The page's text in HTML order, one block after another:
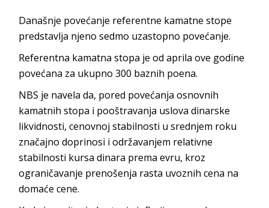
Današnje povećanje referentne kamatne stope
predstavlja njeno sedmo uzastopno povećanje.
Referentna kamatna stopa je od aprila ove godine
povećana za ukupno 300 baznih poena.
NBS je navela da, pored povećanja osnovnih
kamatnih stopa i pooštravanja uslova dinarske
likvidnosti, cenovnoj stabilnosti u srednjem roku
značajno doprinosi i održavanjem relativne
stabilnosti kursa dinara prema evru, kroz
ograničavanje prenošenja rasta uvoznih cena na
domaće cene.